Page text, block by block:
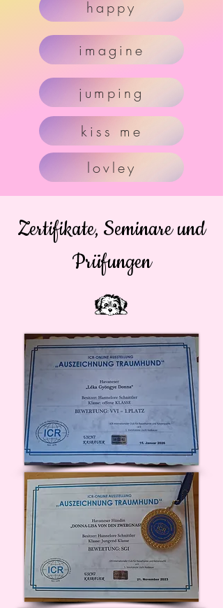
happy
imagine
jumping
kiss me
lovley
Zertifikate, Seminare und
Prüfungen